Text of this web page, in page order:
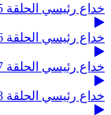
خداع رئيسي الحلقة 05
خداع رئيسي الحلقة 06
خداع رئيسي الحلقة 07
خداع رئيسي الحلقة 08